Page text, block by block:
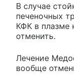
В случае
печеночных
КФК в плазме
отменить.
Лечение
вообще